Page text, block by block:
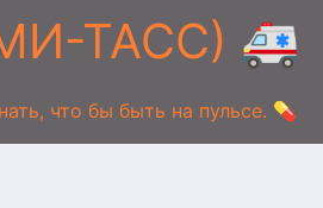
ТАСС) 🚑
что бы быть на пульсе. 💊